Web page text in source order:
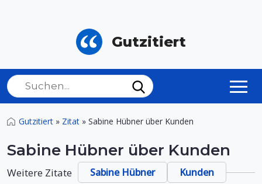
Gutzitiert
Gutzitiert » Zitat » Sabine Hübner über Kunden
Sabine Hübner über Kunden
Weitere Zitate Sabine Hübner Kunden